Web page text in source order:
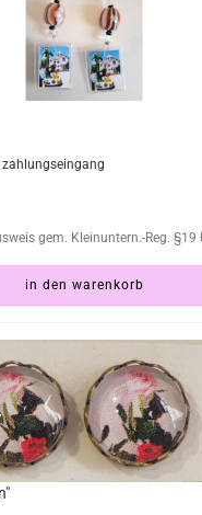
gem. Kleinuntern.-Reg. §19
in den warenkorb